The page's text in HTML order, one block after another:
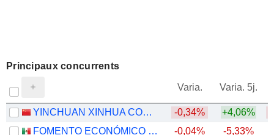
Principaux concurrents
Varia. Varia. 5j.
YINCHUAN XINHUA COMMERCIAL (GROUP) CO., LTD.
-0,34% +4,06%
FOMENTO ECONÓMICO MEXICANO, S.A.B. DE C.V.
-0,04% -5,33%